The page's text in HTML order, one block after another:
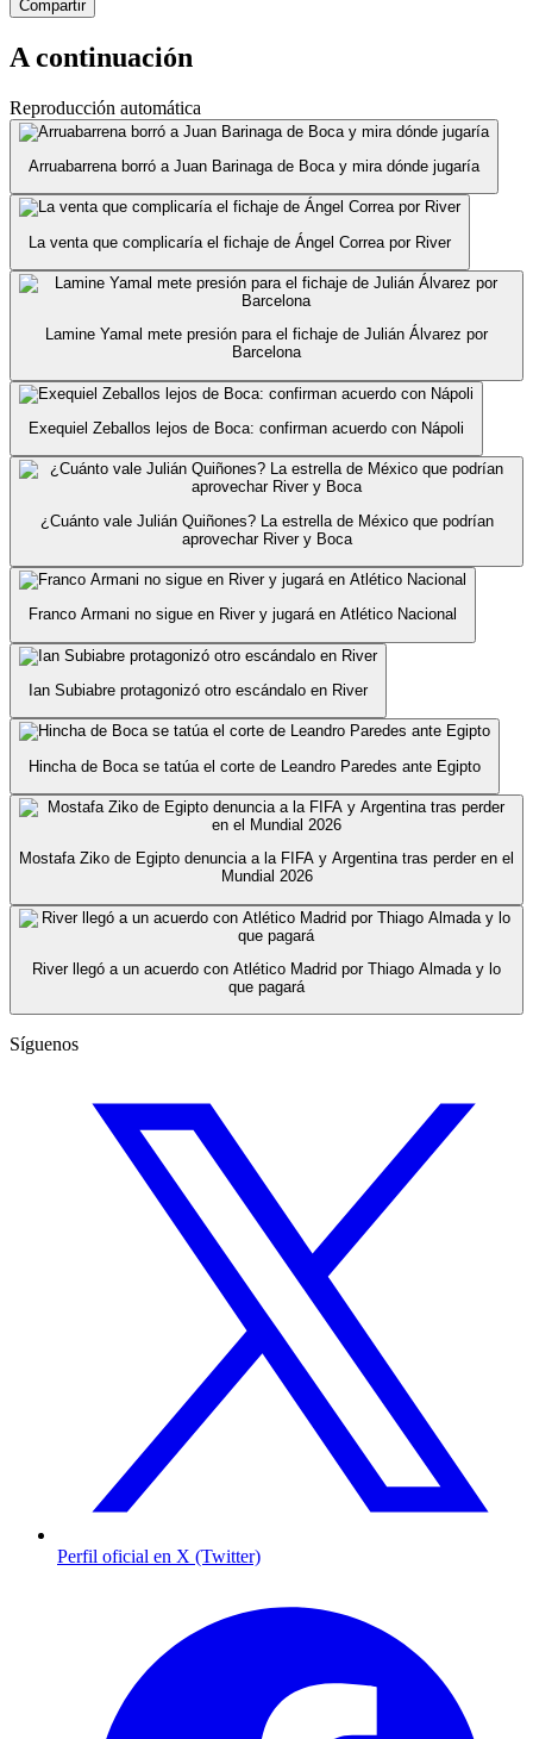
Compartir
A continuación
Reproducción automática
Arruabarrena borró a Juan Barinaga de Boca y mira dónde jugaría
La venta que complicaría el fichaje de Ángel Correa por River
Lamine Yamal mete presión para el fichaje de Julián Álvarez por
Barcelona
Exequiel Zeballos lejos de Boca: confirman acuerdo con Nápoli
¿Cuánto vale Julián Quiñones? La estrella de México que podrían
aprovechar River y Boca
Franco Armani no sigue en River y jugará en Atlético Nacional
Ian Subiabre protagonizó otro escándalo en River
Hincha de Boca se tatúa el corte de Leandro Paredes ante Egipto
Mostafa Ziko de Egipto denuncia a la FIFA y Argentina tras perder en el
Mundial 2026
River llegó a un acuerdo con Atlético Madrid por Thiago Almada y lo
que pagará
Síguenos
Perfil oficial en X (Twitter)